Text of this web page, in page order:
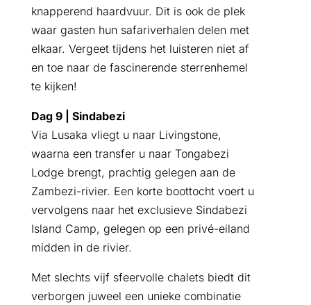
knapperend haardvuur. Dit is ook de plek
waar gasten hun safariverhalen delen met
elkaar. Vergeet tijdens het luisteren niet af
en toe naar de fascinerende sterrenhemel
te kijken!
Dag 9 | Sindabezi
Via Lusaka vliegt u naar Livingstone,
waarna een transfer u naar Tongabezi
Lodge brengt, prachtig gelegen aan de
Zambezi-rivier. Een korte boottocht voert u
vervolgens naar het exclusieve Sindabezi
Island Camp, gelegen op een privé-eiland
midden in de rivier.
Met slechts vijf sfeervolle chalets biedt dit
verborgen juweel een unieke combinatie